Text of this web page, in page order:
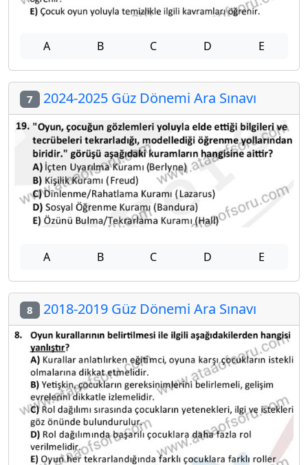
A B C D E
7 2024-2025 Güz Dönemi Ara Sınavı
A B C D E
8 2018-2019 Güz Dönemi Ara Sınavı